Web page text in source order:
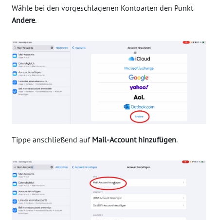
Wähle bei den vorgeschlagenen Kontoarten den Punkt
Andere.
Tippe anschließend auf Mail-Account hinzufügen.